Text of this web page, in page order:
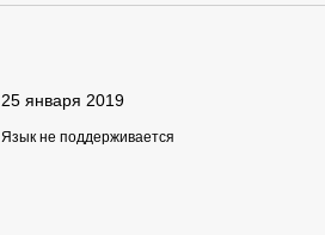
25 января 2019
Язык не поддерживается